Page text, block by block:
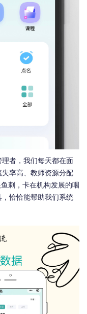
者，我们每天都在面
率高、教师资源分配
刺，卡在机构发展的咽
恰恰能帮助我们系统